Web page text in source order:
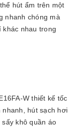
hút ẩm trên một
nhanh chóng mà
khác nhau trong
W thiết kế tốc
hút sạch hơi
khô quần áo